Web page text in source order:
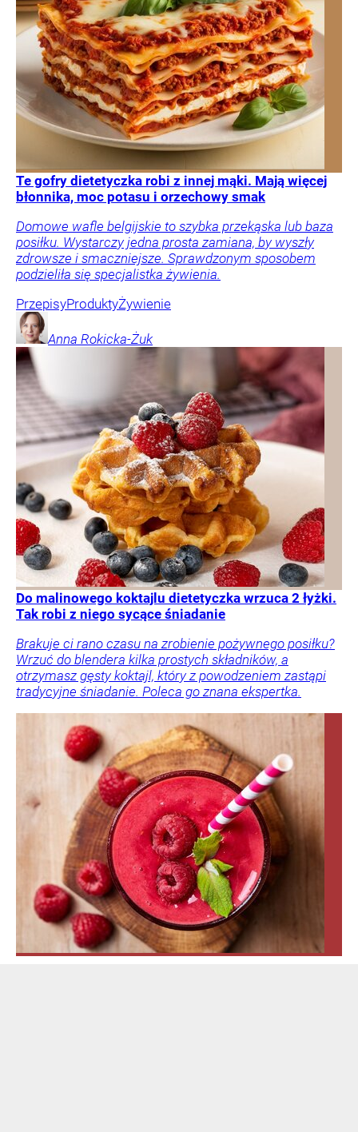
Te gofry dietetyczka robi z innej mąki. Mają więcej
błonnika, moc potasu i orzechowy smak
Domowe wafle belgijskie to szybka przekąska lub baza
posiłku. Wystarczy jedna prosta zamiana, by wyszły
zdrowsze i smaczniejsze. Sprawdzonym sposobem
podzieliła się specjalistka żywienia.
PrzepisyProduktyŻywienie
Anna Rokicka-Żuk
Do malinowego koktajlu dietetyczka wrzuca 2 łyżki.
Tak robi z niego sycące śniadanie
Brakuje ci rano czasu na zrobienie pożywnego posiłku?
Wrzuć do blendera kilka prostych składników, a
otrzymasz gęsty koktajl, który z powodzeniem zastąpi
tradycyjne śniadanie. Poleca go znana ekspertka.